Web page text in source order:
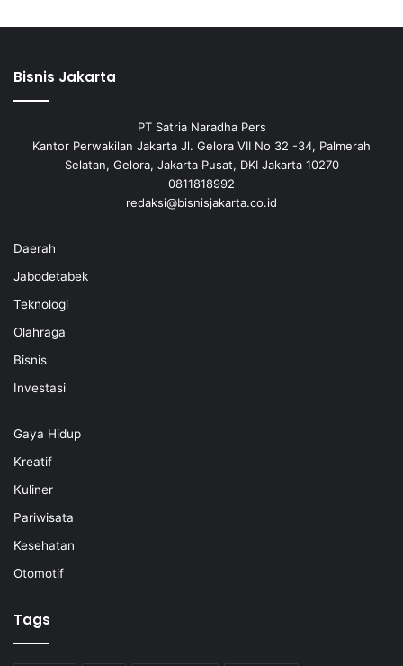
Bisnis Jakarta
PT Satria Naradha Pers
Kantor Perwakilan Jakarta Jl. Gelora VII No 32 -34, Palmerah
Selatan, Gelora, Jakarta Pusat, DKI Jakarta 10270
0811818992
redaksi@bisnisjakarta.co.id
Daerah
Jabodetabek
Teknologi
Olahraga
Bisnis
Investasi
Gaya Hidup
Kreatif
Kuliner
Pariwisata
Kesehatan
Otomotif
Tags